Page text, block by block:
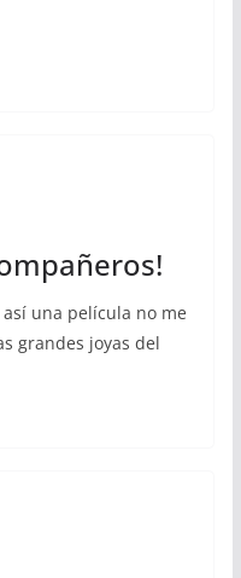
una película no me
grandes joyas del